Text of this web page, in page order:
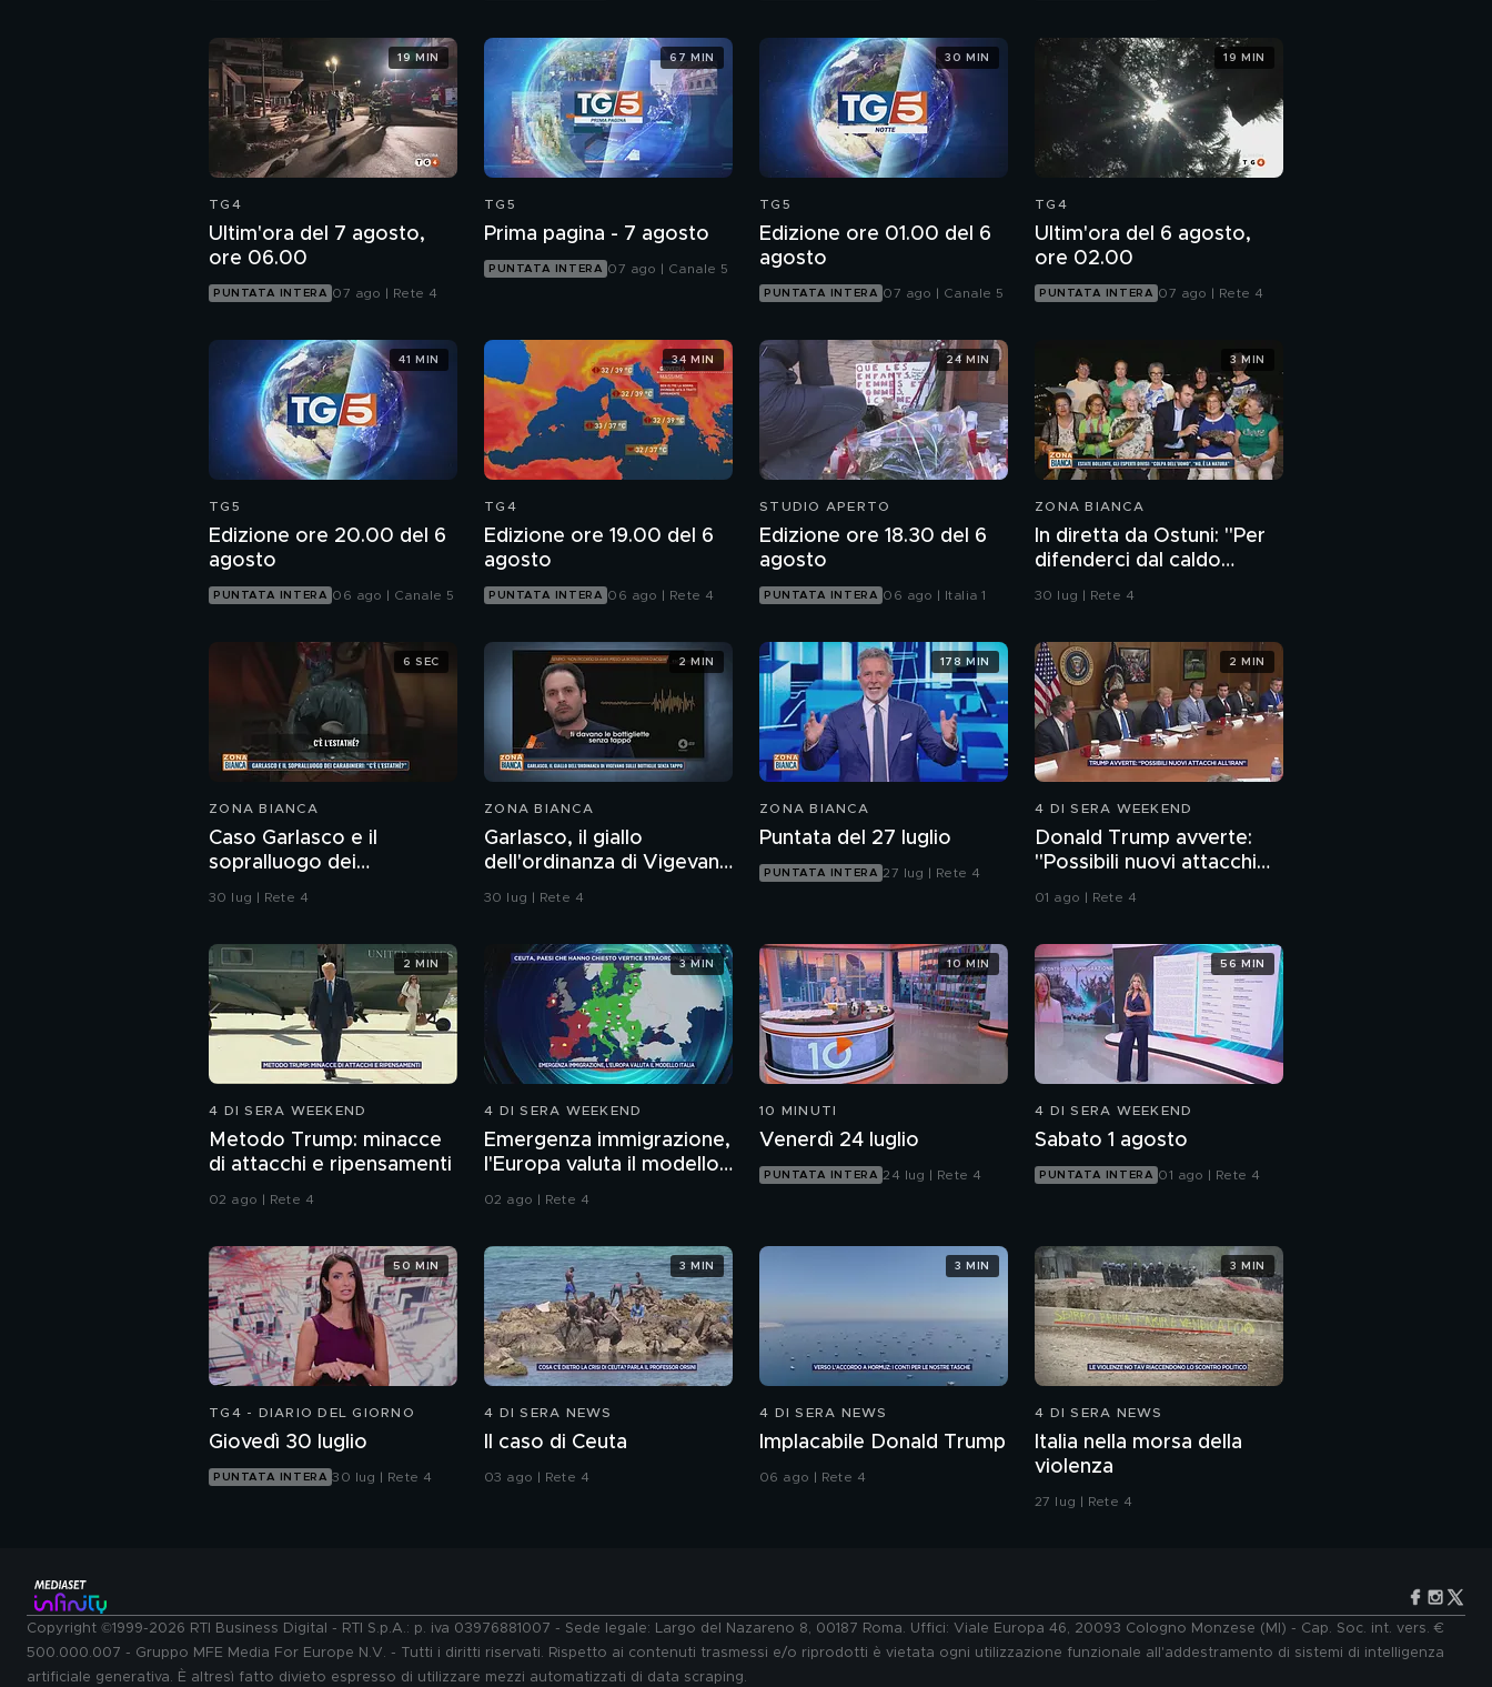
TG4
Ultim'ora del 7 agosto,
ore 06.00
PUNTATA INTERA 07 ago | Rete 4
19 MIN
TG5
Prima pagina - 7 agosto
PUNTATA INTERA 07 ago | Canale 5
67 MIN
TG5
Edizione ore 01.00 del 6
agosto
PUNTATA INTERA 07 ago | Canale 5
30 MIN
TG4
Ultim'ora del 6 agosto,
ore 02.00
PUNTATA INTERA 07 ago | Rete 4
19 MIN
TG5
Edizione ore 20.00 del 6
agosto
PUNTATA INTERA 06 ago | Canale 5
41 MIN
TG4
Edizione ore 19.00 del 6
agosto
PUNTATA INTERA 06 ago | Rete 4
34 MIN
STUDIO APERTO
Edizione ore 18.30 del 6
agosto
PUNTATA INTERA 06 ago | Italia 1
24 MIN
ZONA BIANCA
In diretta da Ostuni: "Per
difenderci dal caldo
abbiamo solo i ventagli"
30 lug | Rete 4
3 MIN
ZONA BIANCA
Caso Garlasco e il
sopralluogo dei
Carabinieri
30 lug | Rete 4
6 SEC
ZONA BIANCA
Garlasco, il giallo
dell'ordinanza di Vigevano
sulle bottiglie senza
30 lug | Rete 4
2 MIN
ZONA BIANCA
Puntata del 27 luglio
PUNTATA INTERA 27 lug | Rete 4
178 MIN
4 DI SERA WEEKEND
Donald Trump avverte:
"Possibili nuovi attacchi
all'Iran"
01 ago | Rete 4
2 MIN
4 DI SERA WEEKEND
Metodo Trump: minacce
di attacchi e ripensamenti
02 ago | Rete 4
2 MIN
4 DI SERA WEEKEND
Emergenza immigrazione,
l'Europa valuta il modello
02 ago | Rete 4
3 MIN
10 MINUTI
Venerdì 24 luglio
PUNTATA INTERA 24 lug | Rete 4
10 MIN
4 DI SERA WEEKEND
Sabato 1 agosto
PUNTATA INTERA 01 ago | Rete 4
56 MIN
TG4 - DIARIO DEL GIORNO
Giovedì 30 luglio
PUNTATA INTERA 30 lug | Rete 4
50 MIN
4 DI SERA NEWS
Il caso di Ceuta
03 ago | Rete 4
3 MIN
4 DI SERA NEWS
Implacabile Donald Trump
06 ago | Rete 4
3 MIN
4 DI SERA NEWS
Italia nella morsa della
violenza
27 lug | Rete 4
3 MIN
Copyright ©1999-2026 RTI Business Digital - RTI S.p.A.: p. iva 03976881007 - Sede legale: Largo del Nazareno 8, 00187 Roma. Uffici: Viale Europa 46, 20093 Cologno Monzese (MI) - Cap. Soc. int. vers. €
500.000.007 - Gruppo MFE Media For Europe N.V. - Tutti i diritti riservati. Rispetto ai contenuti trasmessi e/o riprodotti è vietata ogni utilizzazione funzionale all'addestramento di sistemi di intelligenza
artificiale generativa. È altresì fatto divieto espresso di utilizzare mezzi automatizzati di data scraping.